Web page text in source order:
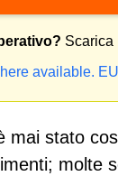
Scarica
available.
mai stato
molte